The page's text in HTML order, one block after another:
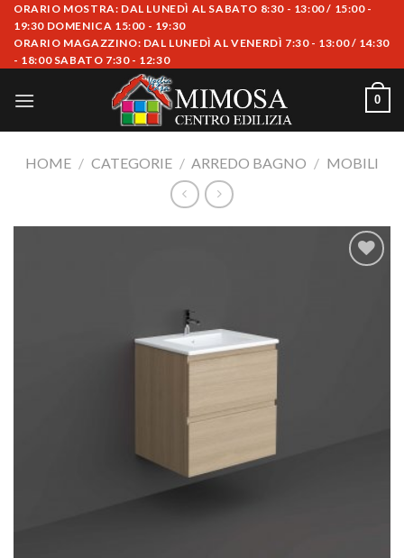
Skip
content
ORARIO MOSTRA: DAL LUNEDÌ AL SABATO 8:30 - 13:00 / 15:00 -
19:30 DOMENICA 15:00 - 19:30
ORARIO MAGAZZINO: DAL LUNEDÌ AL VENERDÌ 7:30 - 13:00 / 14:30
- 18:00 SABATO 7:30 - 12:30
0
HOME / CATEGORIE / ARREDO BAGNO / MOBILI